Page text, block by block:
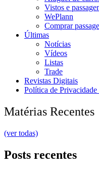
Vistos e
WePlann
Comprar
Últimas
Notícias
Vídeos
Listas
Trade
Revistas Digitais
Política de Privacidade
Matérias Recentes
(ver todas)
Posts recentes